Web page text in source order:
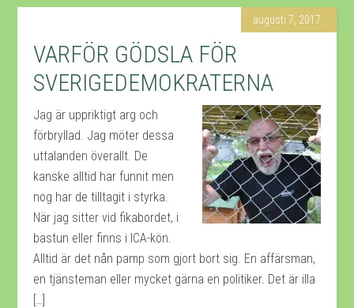
augusti 7, 2017
VARFÖR GÖDSLA FÖR
SVERIGEDEMOKRATERNA
Jag är uppriktigt arg och
förbryllad. Jag möter dessa
uttalanden överallt. De
kanske alltid har funnit men
nog har de tilltagit i styrka.
När jag sitter vid fikabordet, i
bastun eller finns i ICA-kön.
Alltid är det nån pamp som gjort bort sig. En affärsman,
en tjänsteman eller mycket gärna en politiker. Det är illa
[…]